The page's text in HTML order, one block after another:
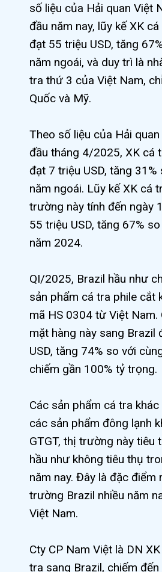
số liệu của Hải quan Việt
đầu năm nay, lũy kế XK
đạt 55 triệu USD, tăng
năm ngoái, và duy trì là
tra thứ 3 của Việt Nam,
Quốc và Mỹ.
Theo số liệu của Hải
đầu tháng 4/2025, XK cá
đạt 7 triệu USD, tăng
năm ngoái. Lũy kế XK cá
trường này tính đến ngày
55 triệu USD, tăng 67%
năm 2024.
QI/2025, Brazil hầu như
sản phẩm cá tra phile cắt
mã HS 0304 từ Việt Nam.
mặt hàng này sang Brazil
USD, tăng 74% so với
chiếm gần 100% tỷ trọng.
Các sản phẩm cá tra
các sản phẩm đông lạnh
GTGT, thị trường này tiêu
hầu như không tiêu thụ
năm nay. Đây là đặc điểm
trường Brazil nhiều năm
Việt Nam.
Cty CP Nam Việt là DN
tra sang Brazil, chiếm